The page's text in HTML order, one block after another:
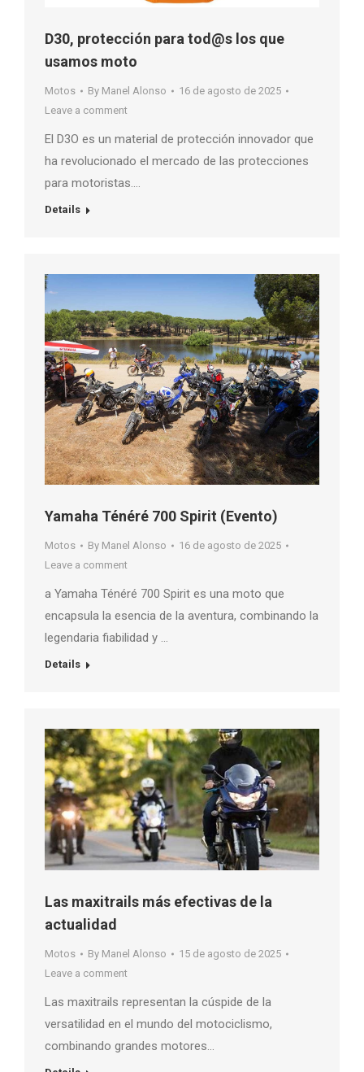
D30, protección para tod@s los que
usamos moto
Motos By Manel Alonso
16 de agosto de 2025
Leave a comment
El D3O es un material de protección innovador que
ha revolucionado el mercado de las protecciones
para motoristas….
Details
Yamaha Ténéré 700 Spirit (Evento)
Motos By Manel Alonso
16 de agosto de 2025
Leave a comment
a Yamaha Ténéré 700 Spirit es una moto que
encapsula la esencia de la aventura, combinando la
legendaria fiabilidad y …
Details
Las maxitrails más efectivas de la
actualidad
Motos By Manel Alonso
15 de agosto de 2025
Leave a comment
Las maxitrails representan la cúspide de la
versatilidad en el mundo del motociclismo,
combinando grandes motores…